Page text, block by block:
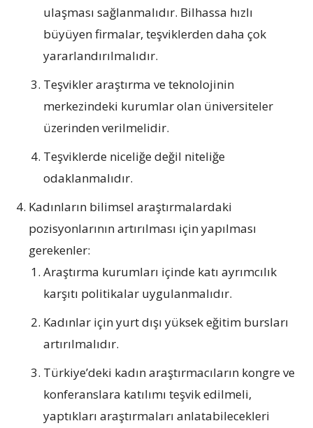
ulaşması sağlanmalıdır. Bilhassa hızlı
büyüyen firmalar, teşviklerden daha çok
yararlandırılmalıdır.
Teşvikler araştırma ve teknolojinin
merkezindeki kurumlar olan üniversiteler
üzerinden verilmelidir.
Teşviklerde niceliğe değil niteliğe
odaklanmalıdır.
Kadınların bilimsel araştırmalardaki
pozisyonlarının artırılması için yapılması
gerekenler:
Araştırma kurumları içinde katı ayrımcılık
karşıtı politikalar uygulanmalıdır.
Kadınlar için yurt dışı yüksek eğitim bursları
artırılmalıdır.
Türkiye’deki kadın araştırmacıların kongre ve
konferanslara katılımı teşvik edilmeli,
yaptıkları araştırmaları anlatabilecekleri